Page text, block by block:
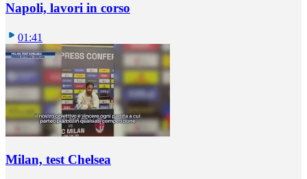
Napoli, lavori in corso
01:41
Milan, test Chelsea